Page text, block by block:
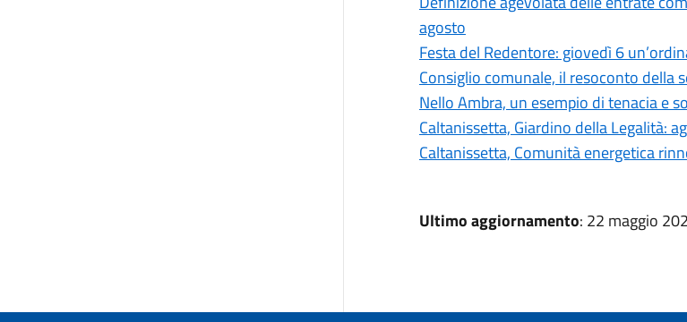
agosto
Festa del Redentore: giovedì 6
Consiglio comunale, il resoconto della
Nello Ambra, un esempio di tenacia e
Caltanissetta, Giardino della Legalità:
Caltanissetta, Comunità energetica
Ultimo aggiornamento: 22 maggio